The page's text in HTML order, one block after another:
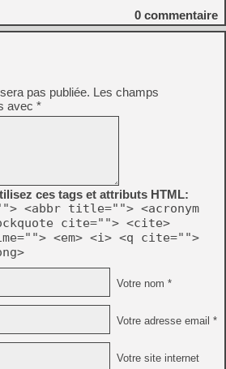
0 commentaire
pas publiée. Les champs
avec *
ces tags et attributs HTML:
<abbr title=""> <acronym
cite=""> <cite>
<em> <i> <q cite="">
Votre nom *
Votre adresse email *
Votre site internet